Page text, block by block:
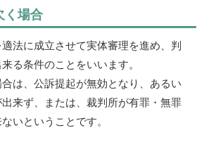
場合
法に成立させて実体審理を進め、判
る条件のことをいいます。
は、公訴提起が無効となり、あるい
来ず、または、裁判所が有罪・無罪
いということです。